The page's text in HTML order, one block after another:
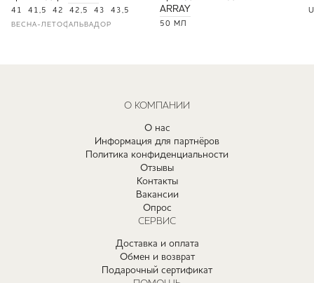
41 41,5 42 42,5 43 43,5
ВЕСНА-ЛЕТОСАЛЬВАДОР
ARRAY
50 МЛ
О КОМПАНИИ
О нас
Информация для партнёров
Политика конфиденциальности
Отзывы
Контакты
Вакансии
Опрос
СЕРВИС
Доставка и оплата
Обмен и возврат
Подарочный сертификат